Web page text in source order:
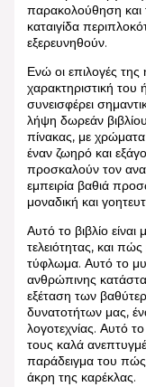
παρακολούθηση και
καταιγίδα
εξερευνηθούν.
Ενώ οι επιλογές
χαρακτηριστική
συνεισφέρει
λήψη δωρεάν
πίνακας, με
έναν ζωηρό και
προσκαλούν τον
εμπειρία βαθιά
μοναδική και
Αυτό το βιβλίο
τελειότητας, και
τύφλωμα. Αυτό το
ανθρώπινης
εξέταση των
δυνατοτήτων μας,
λογοτεχνίας. Αυτό
τους καλά
παράδειγμα του πώς
άκρη της καρέκλας.